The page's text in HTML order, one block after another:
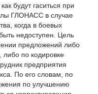
будут гаситься при
ГЛОНАСС в случае
когда в боевых
недоступен. Цель
предложений либо
по кодировке
предприятия
По его словам, по
по улучшению